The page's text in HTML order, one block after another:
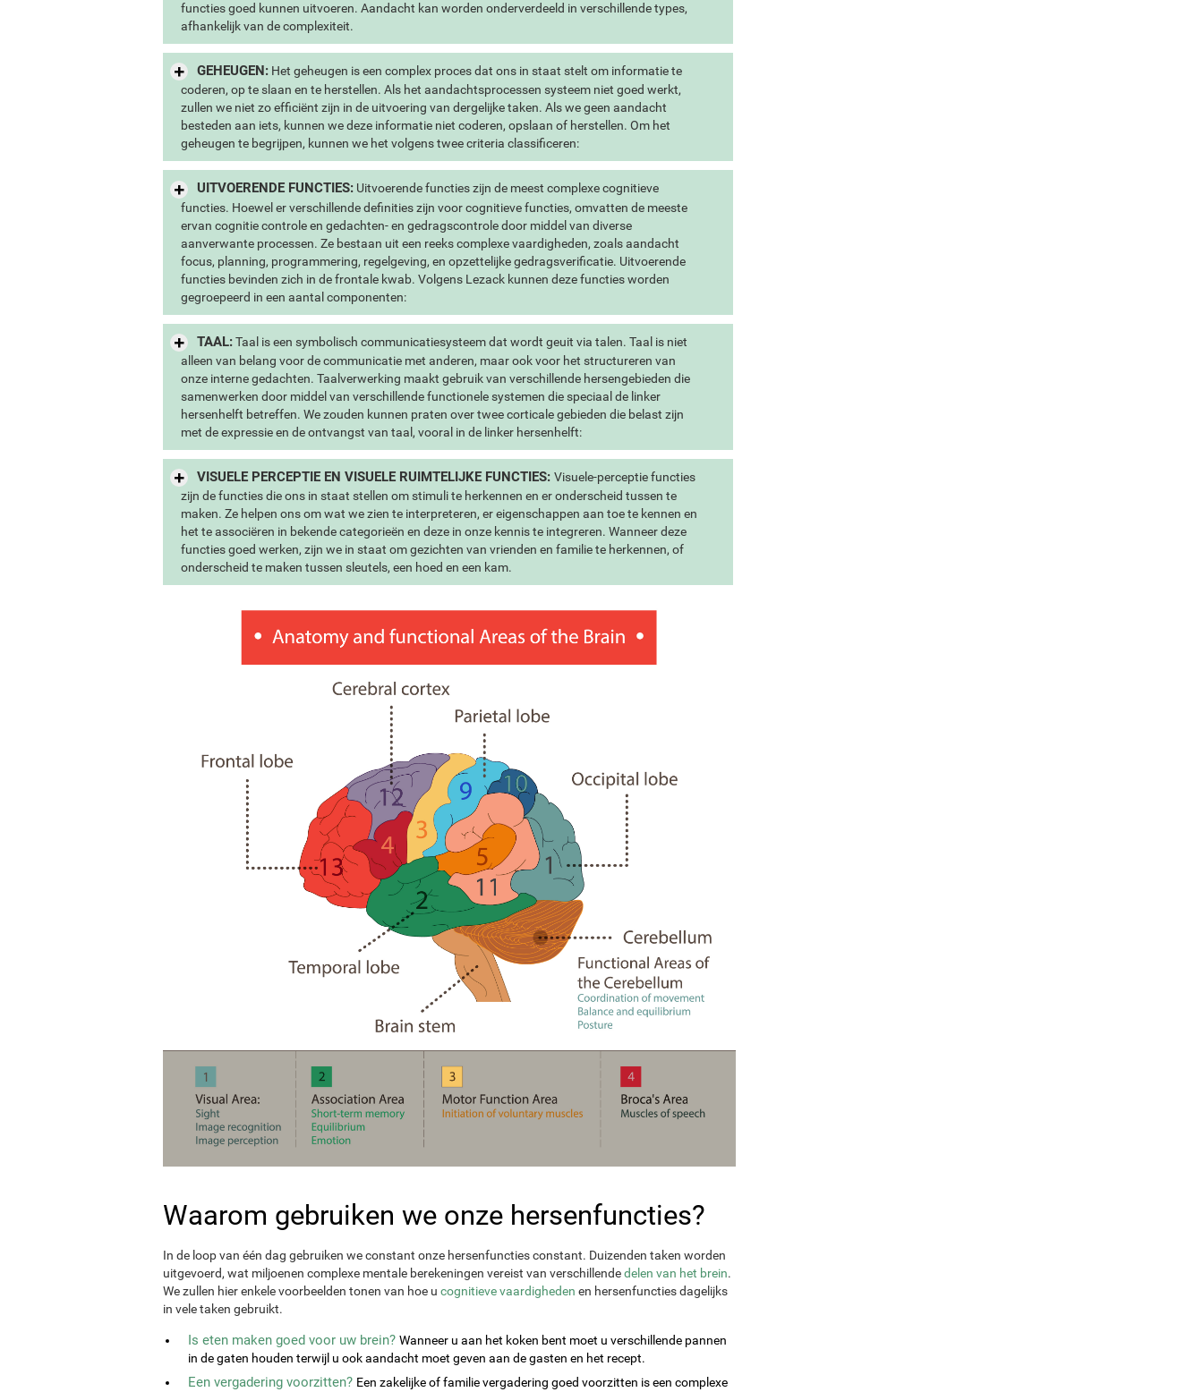
functies goed kunnen uitvoeren. Aandacht kan worden onderverdeeld in verschillende types,
afhankelijk van de complexiteit.
GEHEUGEN:Het geheugen is een complex proces dat ons in staat stelt om informatie te
coderen, op te slaan en te herstellen. Als het aandachtsprocessen systeem niet goed werkt,
zullen we niet zo efficiënt zijn in de uitvoering van dergelijke taken. Als we geen aandacht
besteden aan iets, kunnen we deze informatie niet coderen, opslaan of herstellen. Om het
geheugen te begrijpen, kunnen we het volgens twee criteria classificeren:
UITVOERENDE FUNCTIES:Uitvoerende functies zijn de meest complexe cognitieve
functies. Hoewel er verschillende definities zijn voor cognitieve functies, omvatten de meeste
ervan cognitie controle en gedachten- en gedragscontrole door middel van diverse
aanverwante processen. Ze bestaan uit een reeks complexe vaardigheden, zoals aandacht
focus, planning, programmering, regelgeving, en opzettelijke gedragsverificatie. Uitvoerende
functies bevinden zich in de frontale kwab. Volgens Lezack kunnen deze functies worden
gegroepeerd in een aantal componenten:
TAAL:Taal is een symbolisch communicatiesysteem dat wordt geuit via talen. Taal is niet
alleen van belang voor de communicatie met anderen, maar ook voor het structureren van
onze interne gedachten. Taalverwerking maakt gebruik van verschillende hersengebieden die
samenwerken door middel van verschillende functionele systemen die speciaal de linker
hersenhelft betreffen. We zouden kunnen praten over twee corticale gebieden die belast zijn
met de expressie en de ontvangst van taal, vooral in de linker hersenhelft:
VISUELE PERCEPTIE EN VISUELE RUIMTELIJKE FUNCTIES: Visuele-perceptie functies
zijn de functies die ons in staat stellen om stimuli te herkennen en er onderscheid tussen te
maken. Ze helpen ons om wat we zien te interpreteren, er eigenschappen aan toe te kennen en
het te associëren in bekende categorieën en deze in onze kennis te integreren. Wanneer deze
functies goed werken, zijn we in staat om gezichten van vrienden en familie te herkennen, of
onderscheid te maken tussen sleutels, een hoed en een kam.
Waarom gebruiken we onze hersenfuncties?
In de loop van één dag gebruiken we constant onze hersenfuncties constant. Duizenden taken worden
uitgevoerd, wat miljoenen complexe mentale berekeningen vereist van verschillendedelen van het brein.
We zullen hier enkele voorbeelden tonen van hoe u cognitieve vaardigheden en hersenfuncties dagelijks
in vele taken gebruikt.
Is eten maken goed voor uw brein? Wanneer u aan het koken bent moet u verschillende pannen
in de gaten houden terwijl u ook aandacht moet geven aan de gasten en het recept.
Een vergadering voorzitten? Een zakelijke of familie vergadering goed voorzitten is een complexe